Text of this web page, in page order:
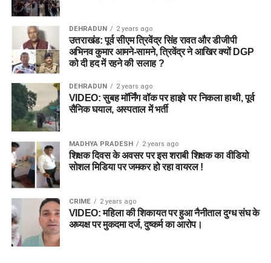
DEHRADUN 2 years ago
उत्तराखंड: पूर्व सीएम त्रिवेंद्र सिंह रावत और डीजीपी
अभिनव कुमार आमने-सामने, त्रिवेंद्र ने आखिर क्यों DGP
को दी हद में रहने की सलाह ?
DEHRADUN 2 years ago
VIDEO: सुबह मॉर्निंग वॉक पर हाइवे पर निकला हाथी, पूर्व
सैनिक घयाल, अस्पताल में भर्ती
MADHYA PRADESH 2 years ago
शिक्षक दिवस के अवसर पर इस शराबी शिक्षक का वीडियो
सोशल मिडिया पर जमकर हो रहा वायरल !
CRIME 2 years ago
VIDEO: महिला की शिकायत पर हुआ नैनीताल दुग्ध संघ के
अध्यक्ष पर मुकदमा दर्ज, दुष्कर्म का आरोप।